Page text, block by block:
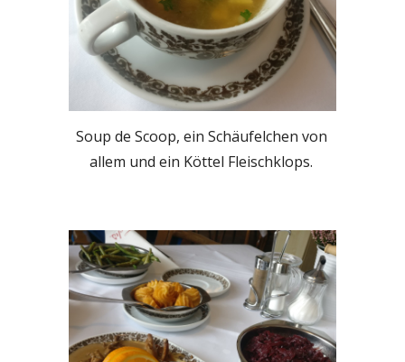
Soup de Scoop, ein Schäufelchen von
allem und ein Köttel Fleischklops.